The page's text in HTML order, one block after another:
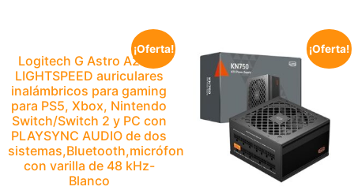
¡Oferta!
Logitech G Astro A20 X
LIGHTSPEED auriculares
inalámbricos para gaming
para PS5, Xbox, Nintendo
Switch/Switch 2 y PC con
PLAYSYNC AUDIO de dos
sistemas,Bluetooth,micrófono
con varilla de 48 kHz-
Blanco
¡Oferta!